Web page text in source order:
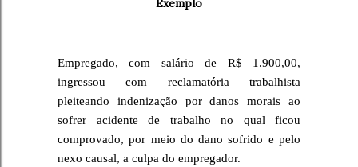
Exemplo
Empregado, com salário de R$ 1.900,00,
ingressou com reclamatória trabalhista
pleiteando indenização por danos morais ao
sofrer acidente de trabalho no qual ficou
comprovado, por meio do dano sofrido e pelo
nexo causal, a culpa do empregador.